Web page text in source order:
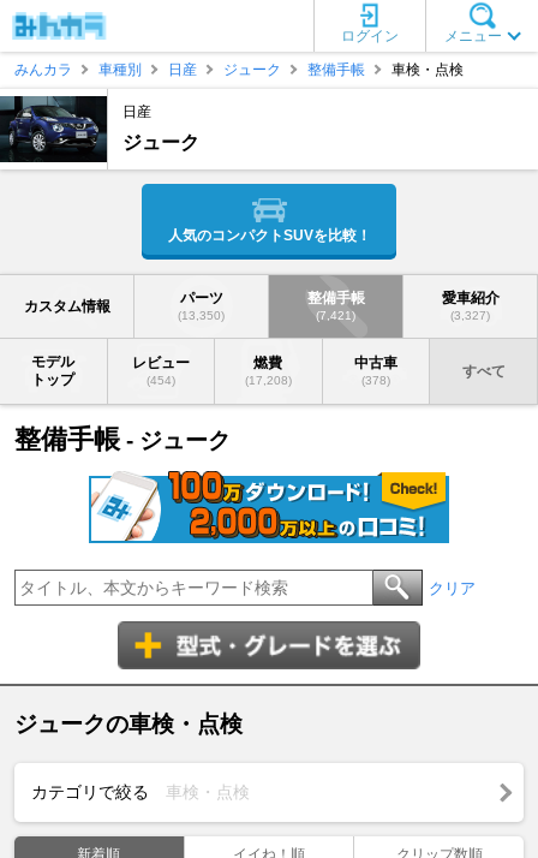
メニュー
ログイン
みんカラ
車種別 日産 ジューク 整備手帳 車検・点検
日産
ジューク
人気のコンパクトSUVを比較！
カスタム情報 パーツ
(13,350)
整備手帳
(7,421)
愛車紹介
(3,327)
モデル
トップ
レビュー
(454)
燃費
(17,208)
中古車
(378)
すべて
整備手帳 - ジューク
クリア
ジュークの車検・点検
カテゴリで絞る 車検・点検
新着順 イイね！順 クリップ数順